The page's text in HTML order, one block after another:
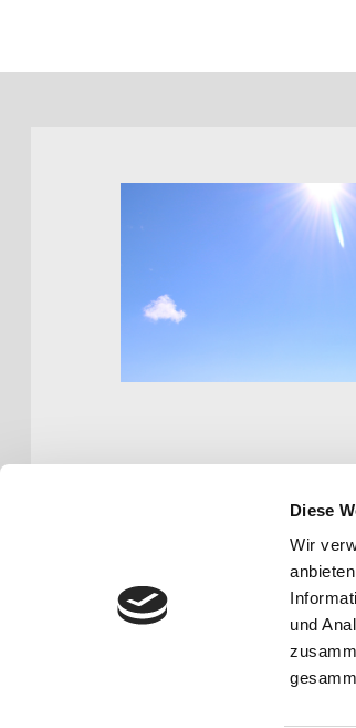
Diese
Wir
und
JANE GRAFE